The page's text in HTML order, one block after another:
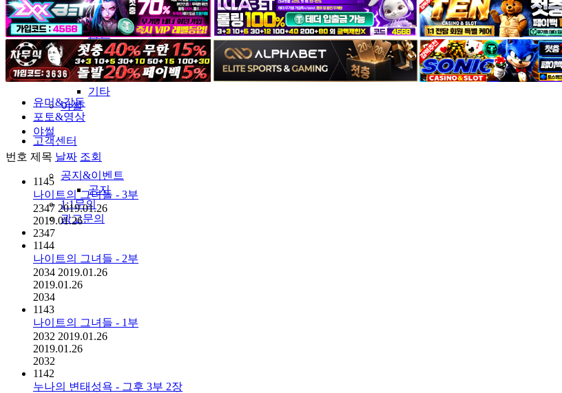
코스프레
BJ
품번
후방주의
움짤
스포츠
기타
야썰
고객센터
공지&이벤트
공지
1:1문의
광고문의
유머&감동
포토&영상
야썰
번호 제목 날짜 조회
1145
나이트의 그녀들 - 3부
2347 2019.01.26
2019.01.26
2347
1144
나이트의 그녀들 - 2부
2034 2019.01.26
2019.01.26
2034
1143
나이트의 그녀들 - 1부
2032 2019.01.26
2019.01.26
2032
1142
누나의 변태성욕 - 그후 3부 2장